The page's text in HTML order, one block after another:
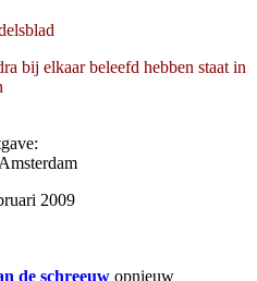
bij elkaar beleefd hebben staat in
2009
de schreeuw opnieuw